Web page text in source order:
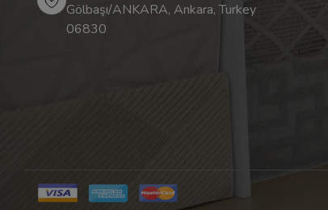
Gölbaşı/ANKARA, Ankara, Turkey
06830